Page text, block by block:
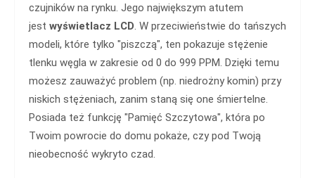
czujników na rynku. Jego największym atutem
jest wyświetlacz LCD. W przeciwieństwie do tańszych
modeli, które tylko "piszczą", ten pokazuje stężenie
tlenku węgla w zakresie od 0 do 999 PPM. Dzięki temu
możesz zauważyć problem (np. niedrożny komin) przy
niskich stężeniach, zanim staną się one śmiertelne.
Posiada też funkcję "Pamięć Szczytowa", która po
Twoim powrocie do domu pokaże, czy pod Twoją
nieobecność wykryto czad.